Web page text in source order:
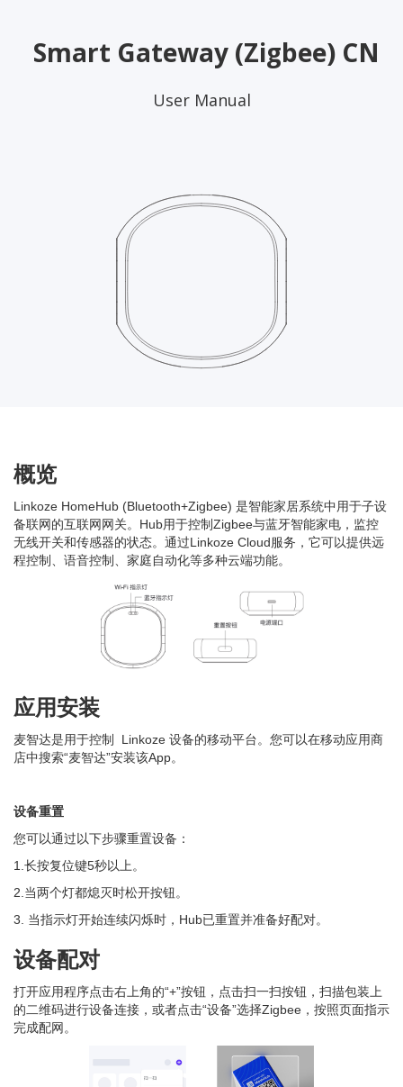
Smart Gateway (Zigbee) CN
User Manual
概览
Linkoze HomeHub (Bluetooth+Zigbee) 是智能家居系统中用于子设
备联网的互联网网关。Hub用于控制Zigbee与蓝牙智能家电，监控
无线开关和传感器的状态。通过Linkoze Cloud服务，它可以提供远
程控制、语音控制、家庭自动化等多种云端功能。
应用安装
麦智达是用于控制 Linkoze 设备的移动平台。您可以在移动应用商
店中搜索“麦智达”安装该App。
设备重置
您可以通过以下步骤重置设备：
1.长按复位键5秒以上。
2.当两个灯都熄灭时松开按钮。
3. 当指示灯开始连续闪烁时，Hub已重置并准备好配对。
设备配对
打开应用程序点击右上角的“+”按钮，点击扫一扫按钮，扫描包装上
的二维码进行设备连接，或者点击“设备”选择Zigbee，按照页面指示
完成配网。